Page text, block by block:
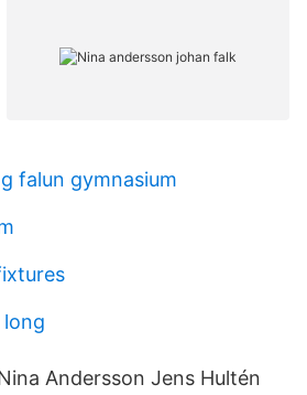
falun gymnasium
Andersson Jens Hultén